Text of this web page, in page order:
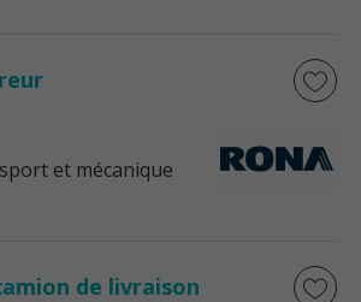
et mécanique
de livraison